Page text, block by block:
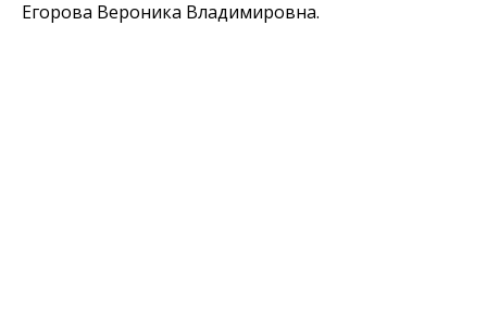
Егорова Вероника Владимировна.